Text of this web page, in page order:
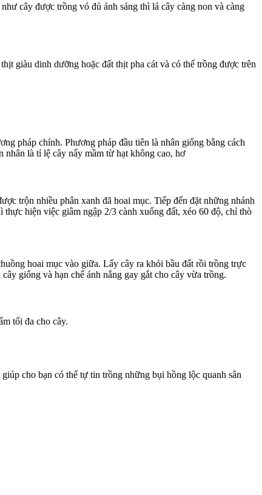
cây được trồng vó đủ ánh sáng thì lá cây càng non và càng
giàu dinh dưỡng hoặc đất thịt pha cát và có thể trồng được trên
pháp chính. Phương pháp đầu tiên là nhân giống bằng cách
là tỉ lệ cây nẩy mầm từ hạt không cao, hơ
trộn nhiều phân xanh đã hoai mục. Tiếp đến đặt những nhánh
hiện việc giâm ngập 2/3 cành xuống đất, xéo 60 độ, chỉ thò
hoai mục vào giữa. Lấy cây ra khỏi bầu đất rồi trồng trực
giống và hạn chế ánh nắng gay gắt cho cây vừa trồng.
tối đa cho cây.
cho bạn có thể tự tin trồng những bụi hồng lộc quanh sân